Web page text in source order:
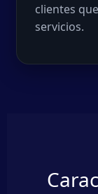
clientes
servicios.